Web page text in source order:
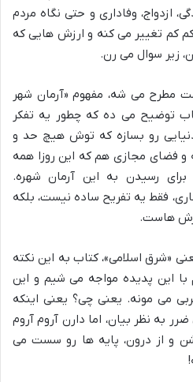
ازدواج، وفاداری و حتی نگاه مردم
کم تغییر می کنه و ارزش هایی که
زیر سوال می رن.
مطرح می شه، مفهوم «آرمان شهر
توضیح می ده که چطور یه تفکر
رو بسازه که توش هیچ حد و
و فضای مجازی هم که این روزا همه
برای رسیدن به این آرمان شهره.
فقط یه تفریح ساده نیست، بلکه
هاست.
«شرق اسلامی»، کتاب به این نکته
با این پدیده مواجه می شیم و این
می مونه. یعنی چی؟ یعنی اینکه
به نظر بیان، اما دارن آروم آروم
و از درون، پایه ها رو سست می